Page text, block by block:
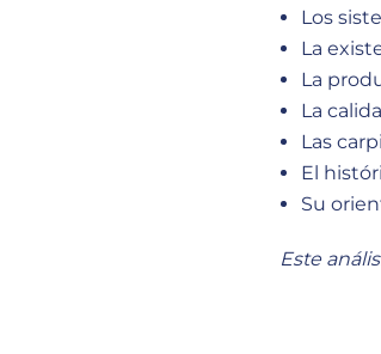
Los
La
La
La
Las
El
Su
Este